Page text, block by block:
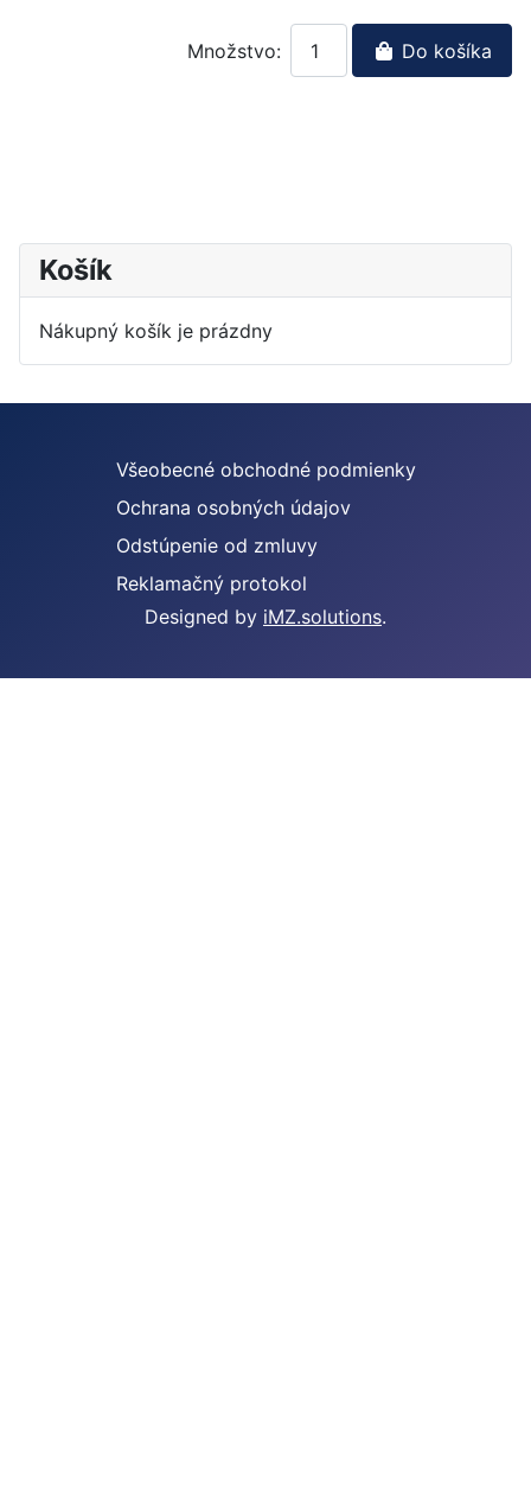
Množstvo: Do košíka
Košík
Nákupný košík je prázdny
Všeobecné obchodné podmienky
Ochrana osobných údajov
Odstúpenie od zmluvy
Reklamačný protokol
Designed by iMZ.solutions.